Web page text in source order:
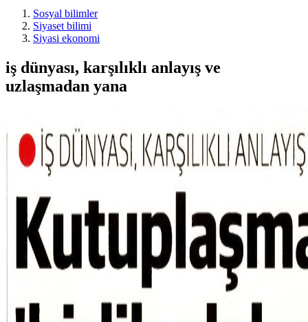
Sosyal bilimler
Siyaset bilimi
Siyasi ekonomi
iş dünyası, karşılıklı anlayış ve
uzlaşmadan yana